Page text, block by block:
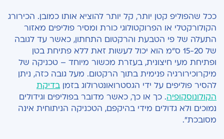
ככל שהפוליפ קטן יותר, קל יותר להוציא אותו כמובן. הכירורג
הקולורקטלי או הפרוקטולוגי כורת ומסיר פוליפים מאזור
התעלה של פי הטבעת והרקטום התחתון, כאשר עד לגובה
של 15-20 ס"מ הוא יכול לעשות זאת ללא פתיחת בטן
ופתיחת מעי חיצונית, בעזרת מכשור מיוחד – טכניקה של
מיקרוכירורגיה פנימית בתוך הרקטום. מעל גובה כזה, ניתן
להסיר פוליפים על ידי הגסטרואונטרולוג בזמן בדיקת
הקולונוסקופיה. כך או כך, כאשר מדובר בפוליפים וגידולים
נמוכים ולא גדולים מידי בהיקפם, הטכניקה הניתוחית אינה
מסובכת".